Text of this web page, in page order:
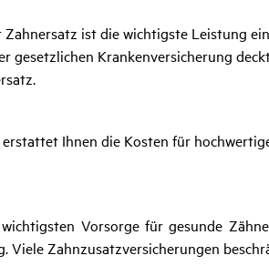
ist die wichtigste Leistung
gesetzlichen Krankenversicherung
Ihnen die Kosten für
Vorsorge für gesunde
Viele Zahnzusatzversicherungen